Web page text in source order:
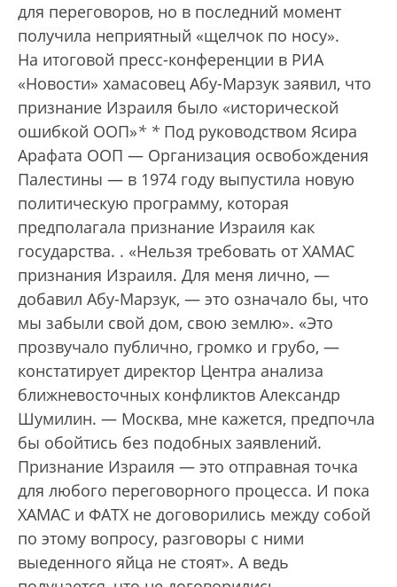
для переговоров, но в последний момент
получила неприятный «щелчок по носу».
На итоговой пресс-конференции в РИА
«Новости» хамасовец Абу-Марзук заявил, что
признание Израиля было «исторической
ошибкой ООП»* * Под руководством Ясира
Арафата ООП — Организация освобождения
Палестины — в 1974 году выпустила новую
политическую программу, которая
предполагала признание Израиля как
государства. . «Нельзя требовать от ХАМАС
признания Израиля. Для меня лично, —
добавил Абу-Марзук, — это означало бы, что
мы забыли свой дом, свою землю». «Это
прозвучало публично, громко и грубо, —
констатирует директор Центра анализа
ближневосточных конфликтов Александр
Шумилин. — Москва, мне кажется, предпочла
бы обойтись без подобных заявлений.
Признание Израиля — это отправная точка
для любого переговорного процесса. И пока
ХАМАС и ФАТХ не договорились между собой
по этому вопросу, разговоры с ними
выеденного яйца не стоят». А ведь